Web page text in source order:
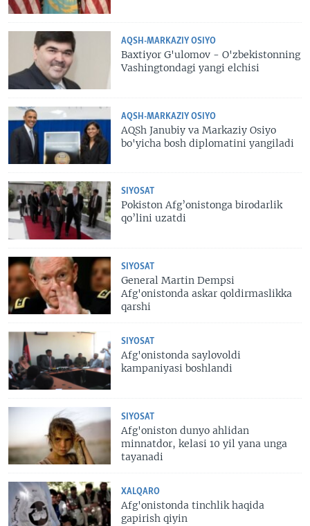
AQSH-MARKAZIY OSIYO
Baxtiyor G'ulomov - O'zbekistonning
Vashingtondagi yangi elchisi
AQSH-MARKAZIY OSIYO
AQSh Janubiy va Markaziy Osiyo
bo'yicha bosh diplomatini yangiladi
SIYOSAT
Pokiston Afg’onistonga birodarlik
qo’lini uzatdi
SIYOSAT
General Martin Dempsi
Afg'onistonda askar qoldirmaslikka
qarshi
SIYOSAT
Afg'onistonda saylovoldi
kampaniyasi boshlandi
SIYOSAT
Afg'oniston dunyo ahlidan
minnatdor, kelasi 10 yil yana unga
tayanadi
XALQARO
Afg'onistonda tinchlik haqida
gapirish qiyin